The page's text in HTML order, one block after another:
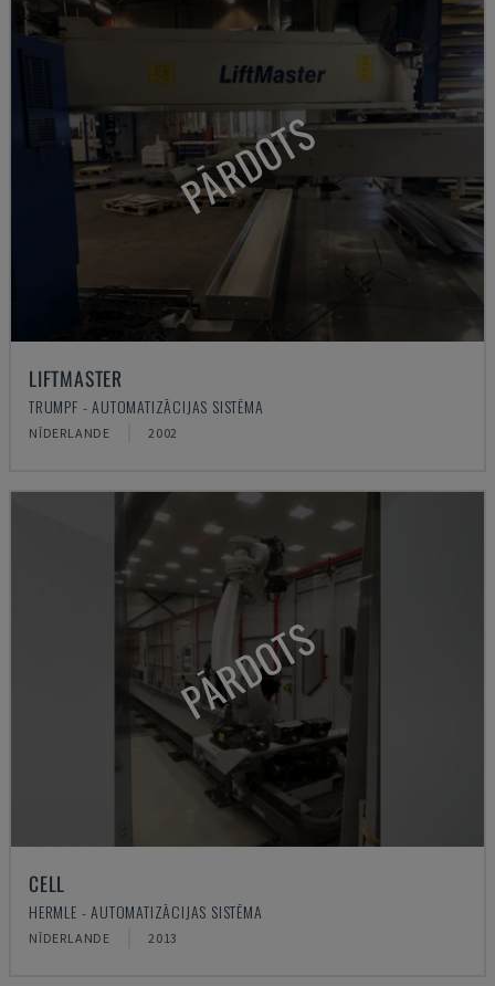
PĀRDOTS
LIFTMASTER
TRUMPF - AUTOMATIZĀCIJAS SISTĒMA
NĪDERLANDE 2002
PĀRDOTS
CELL
HERMLE - AUTOMATIZĀCIJAS SISTĒMA
NĪDERLANDE 2013